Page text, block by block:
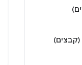
(קבצים)